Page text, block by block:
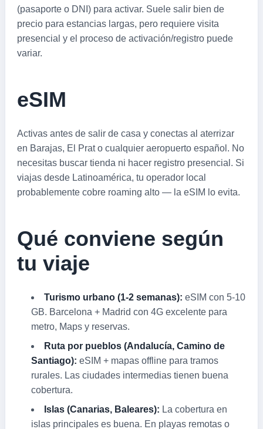
(pasaporte o DNI) para activar. Suele salir bien de
precio para estancias largas, pero requiere visita
presencial y el proceso de activación/registro puede
variar.
eSIM
Activas antes de salir de casa y conectas al aterrizar
en Barajas, El Prat o cualquier aeropuerto español. No
necesitas buscar tienda ni hacer registro presencial. Si
viajas desde Latinoamérica, tu operador local
probablemente cobre roaming alto — la eSIM lo evita.
Qué conviene según
tu viaje
Turismo urbano (1-2 semanas): eSIM con 5-10
GB. Barcelona + Madrid con 4G excelente para
metro, Maps y reservas.
Ruta por pueblos (Andalucía, Camino de
Santiago): eSIM + mapas offline para tramos
rurales. Las ciudades intermedias tienen buena
cobertura.
Islas (Canarias, Baleares): La cobertura en
islas principales es buena. En playas remotas o